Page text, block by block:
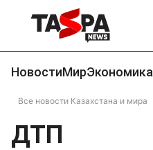
НовостиМирЭкономика
Все новости Казахстана и мира
ДТП